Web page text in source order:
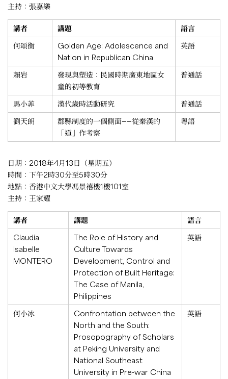
主持：張嘉樂
講者 講題
語言
何頌衡
Golden Age: Adolescence and
Nation in Republican China
英語
賴岩
發現與塑造：民國時期廣東地區女
童的初等教育
普通話
馬小菲 漢代歲時活動研究
普通話
劉天朗
郡縣制度的一個側面——從秦漢的
「道」作考察
粵語
日期：2018年4月13日（星期五）
時間：下午2時30分至5時30分
地點：香港中文大學馮景禧樓1樓101室
主持：王家耀
講者 講題
語言
Claudia
Isabelle
MONTERO
The Role of History and
Culture Towards
Development, Control and
Protection of Built Heritage:
The Case of Manila,
Philippines
英語
何小冰
Confrontation between the
North and the South:
Prosopography of Scholars
at Peking University and
National Southeast
University in Pre-war China
英語